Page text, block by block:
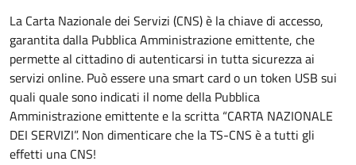
La Carta Nazionale dei Servizi (CNS) è la chiave di accesso,
garantita dalla Pubblica Amministrazione emittente, che
permette al cittadino di autenticarsi in tutta sicurezza ai
servizi online. Può essere una smart card o un token USB sui
quali quale sono indicati il nome della Pubblica
Amministrazione emittente e la scritta “CARTA NAZIONALE
DEI SERVIZI”. Non dimenticare che la TS-CNS è a tutti gli
effetti una CNS!